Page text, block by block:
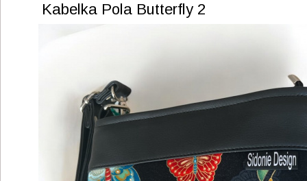
Kabelka Pola Butterfly 2